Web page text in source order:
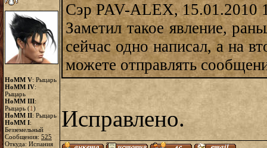
HoMM V: Рыцарь
HoMM IV:
Рыцарь
HoMM III:
Рыцарь (1)
HoMM II: Рыцарь
HoMM I:
Безземельный
Сообщения: 525
Откуда: Испания
Сэр PAV-ALEX, 15.01.2010
Заметил такое явление,
сейчас одно написал, а на
можете отправлять
Исправлено.